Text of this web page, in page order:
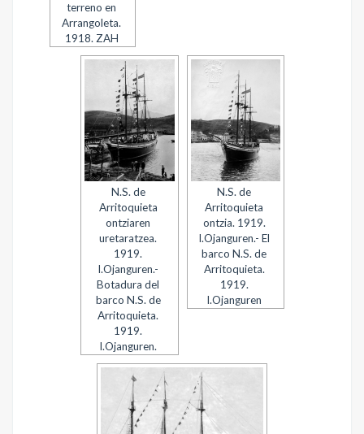
terreno en
Arrangoleta.
1918. ZAH
N.S. de
Arritoquieta
ontziaren
uretaratzea.
1919.
I.Ojanguren.-
Botadura del
barco N.S. de
Arritoquieta.
1919.
I.Ojanguren.
N.S. de
Arritoquieta
ontzia. 1919.
I.Ojanguren.- El
barco N.S. de
Arritoquieta.
1919.
I.Ojanguren